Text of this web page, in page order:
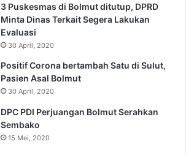
3 Puskesmas di Bolmut ditutup, DPRD
Minta Dinas Terkait Segera Lakukan
Evaluasi
30 April, 2020
Positif Corona bertambah Satu di Sulut,
Pasien Asal Bolmut
30 April, 2020
DPC PDI Perjuangan Bolmut Serahkan
Sembako
15 Mei, 2020